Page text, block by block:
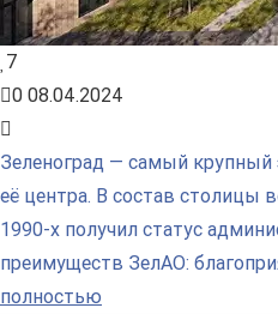
7
0 08.04.2024
Зеленоград — самый
её центра. В состав столицы
1990-х получил статус
преимуществ ЗелАО:
полностью